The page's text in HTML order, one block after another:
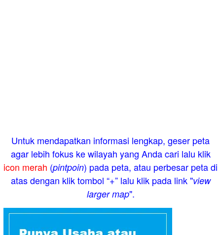
Untuk mendapatkan informasi lengkap, geser peta
agar lebih fokus ke wilayah yang Anda cari lalu klik
icon merah (pintpoin) pada peta, atau perbesar peta di
atas dengan klik tombol “+” lalu klik pada link "view
larger map".